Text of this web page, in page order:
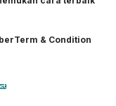
Term & Condition